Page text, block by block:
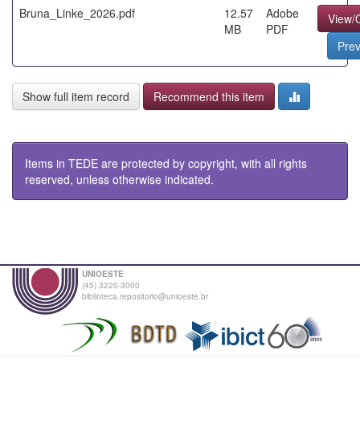
Bruna_Linke_2026.pdf
12.57
MB
Adobe
PDF
View/
Show full item record Recommend this item
Items in TEDE are protected by copyright, with all rights
reserved, unless otherwise indicated.
UNIOESTE
(45) 3220-3000
biblioteca.repositorio@unioeste.br